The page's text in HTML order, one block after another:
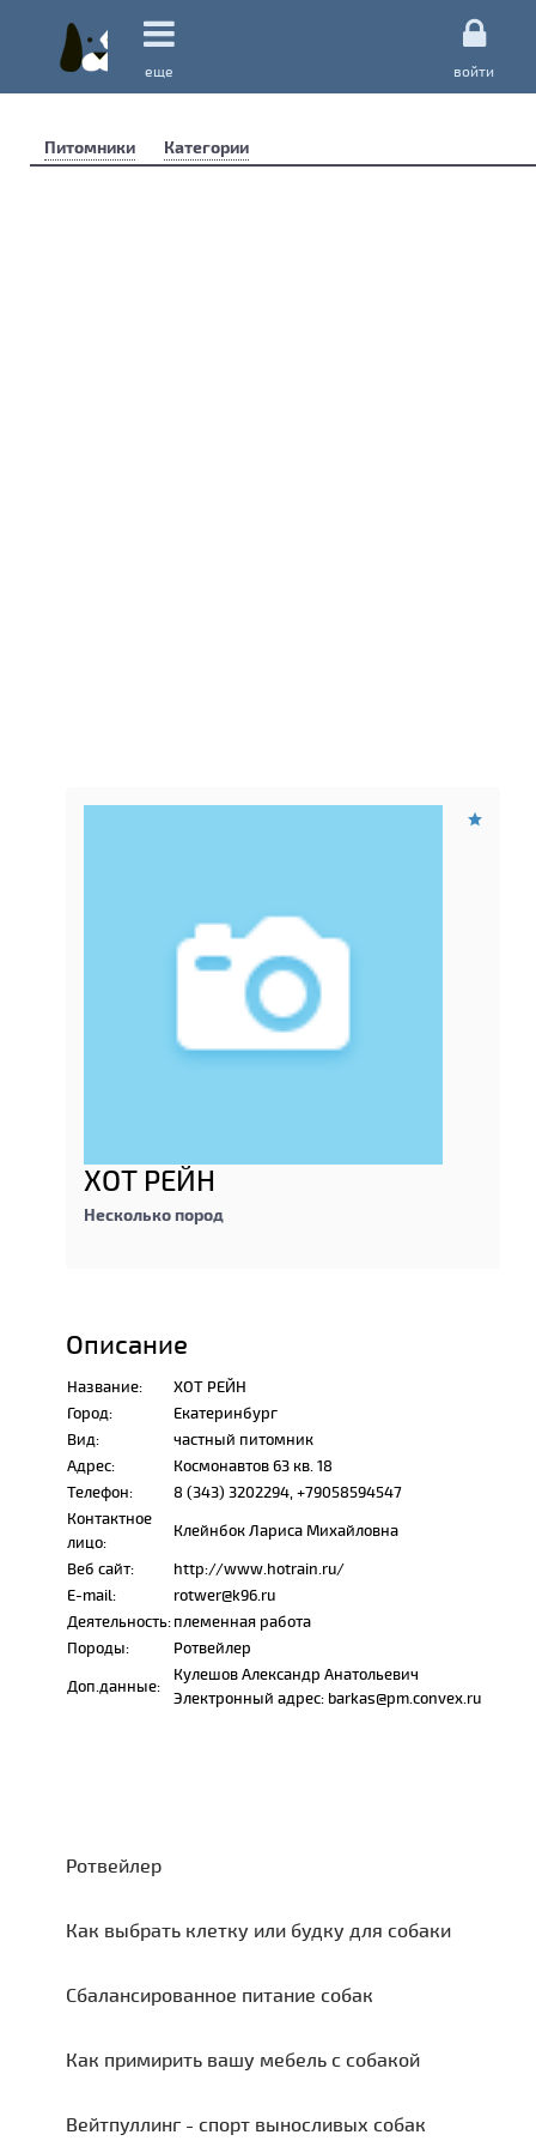
еще войти
Питомники Категории
ХОТ РЕЙН
Несколько пород
Описание
Название:
ХОТ РЕЙН
Город:
Екатеринбург
Вид:
частный питомник
Адрес:
Космонавтов 63 кв. 18
Телефон:
8 (343) 3202294, +79058594547
Контактное
лицо:
Клейнбок Лариса Михайловна
Веб сайт:
http://www.hotrain.ru/
E-mail:
rotwer@k96.ru
Деятельность:племенная работа
Породы:
Ротвейлер
Доп.данные:
Кулешов Александр Анатольевич
Электронный адрес: barkas@pm.convex.ru
Ротвейлер
Как выбрать клетку или будку для собаки
Сбалансированное питание собак
Как примирить вашу мебель с собакой
Вейтпуллинг - спорт выносливых собак